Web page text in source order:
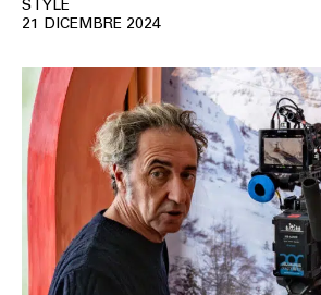
STYLE
21 DICEMBRE 2024